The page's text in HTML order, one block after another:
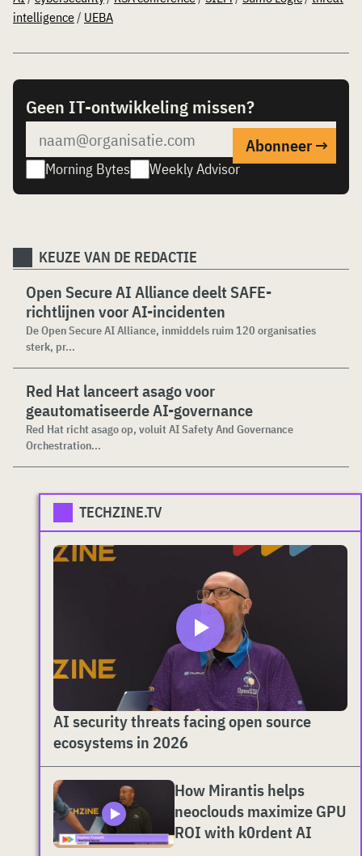
intelligence/ UEBA
Geen IT-ontwikkeling missen?
Morning Bytes Weekly Advisor
KEUZE VAN DE REDACTIE
Open Secure AI Alliance deelt SAFE-
richtlijnen voor AI-incidenten
De Open Secure AI Alliance, inmiddels ruim 120 organisaties
sterk, pr...
Red Hat lanceert asago voor
geautomatiseerde AI-governance
Red Hat richt asago op, voluit AI Safety And Governance
Orchestration...
TECHZINE.TV
AI security threats facing open source
ecosystems in 2026
How Mirantis helps
neoclouds maximize GPU
ROI with k0rdent AI